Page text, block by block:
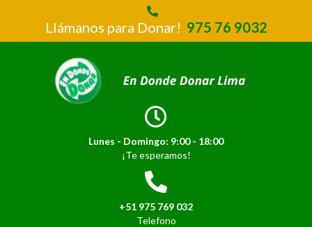
Llámanos para Donar! 975 76 9032
Lunes - Domingo: 9:00 - 18:00
¡Te esperamos!
+51 975 769 032
Telefono